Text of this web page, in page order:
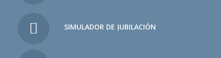
SIMULADOR DE JUBILACIÓN